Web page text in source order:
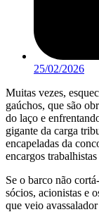
25/02/2026
Muitas vezes,
gaúchos, que são
do laço e
gigante da carga
encapeladas da
encargos
Se o barco não
sócios, acionistas e
que veio